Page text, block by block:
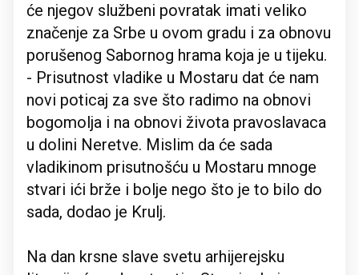
će njegov službeni povratak imati veliko
značenje za Srbe u ovom gradu i za obnovu
porušenog Sabornog hrama koja je u tijeku.
- Prisutnost vladike u Mostaru dat će nam
novi poticaj za sve što radimo na obnovi
bogomolja i na obnovi života pravoslavaca
u dolini Neretve. Mislim da će sada
vladikinom prisutnošću u Mostaru mnoge
stvari ići brže i bolje nego što je to bilo do
sada, dodao je Krulj.
Na dan krsne slave svetu arhijerejsku